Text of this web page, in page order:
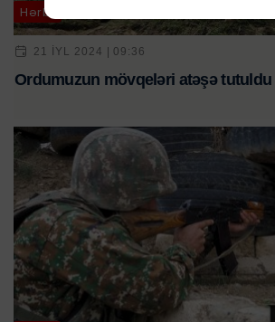
Hərbi
21 IYL 2024 | 09:36
Ordumuzun mövqeləri atəşə tutuldu